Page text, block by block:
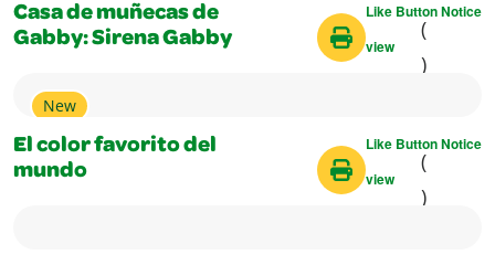
Casa de muñecas de
Gabby: Sirena Gabby
Like Button Notice
(
view
)
New
El color favorito del
mundo
Like Button Notice
(
view
)